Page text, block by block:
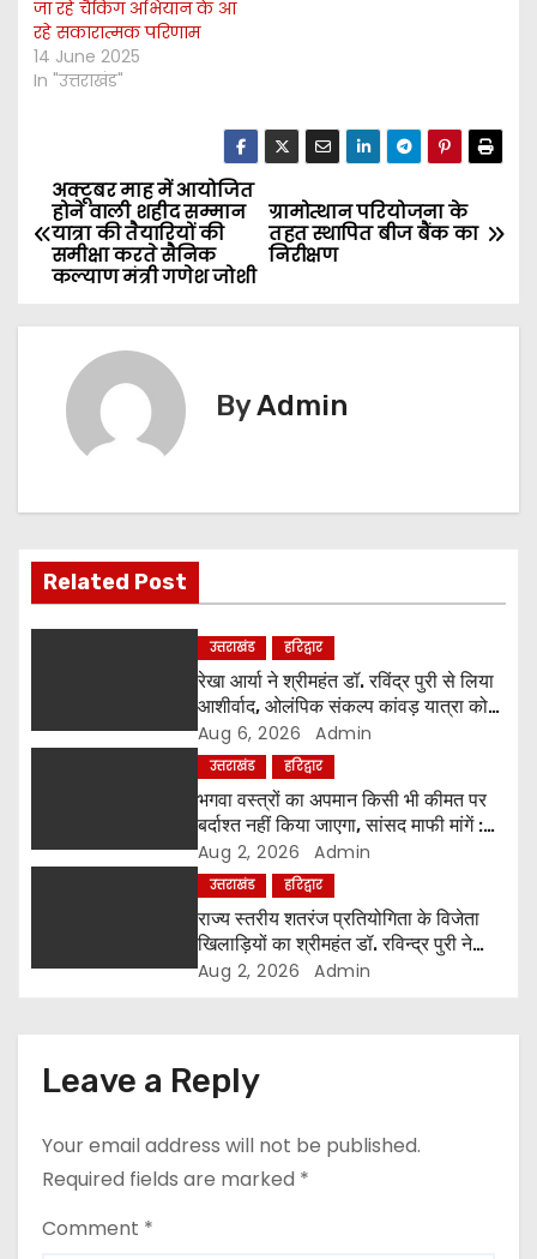
जा रहे चैकिंग अभियान के आ
रहे सकारात्मक परिणाम
14 June 2025
In "उत्तराखंड"
P
o
v
i
g
i
n
ग्रामोत्थान परियोजना के
तहत स्थापित बीज बैंक का
निरीक्षण
अक्टूबर माह में आयोजित
होने वाली शहीद सम्मान
यात्रा की तैयारियों की
समीक्षा करते सैनिक
कल्याण मंत्री गणेश जोशी
ByAdmin
Related Post
उत्तराखंड हरिद्वार
रेखा आर्या ने श्रीमहंत डॉ. रविंद्र पुरी से लिया
आशीर्वाद, ओलंपिक संकल्प कांवड़ यात्रा को
मिला संतों का समर्थन
Aug 6, 2026 Admin
उत्तराखंड हरिद्वार
भगवा वस्त्रों का अपमान किसी भी कीमत पर
बर्दाश्त नहीं किया जाएगा, सांसद माफी मांगें :
श्रीमहंत डॉ. रविंद्र पुरी महाराज
Aug 2, 2026 Admin
उत्तराखंड हरिद्वार
राज्य स्तरीय शतरंज प्रतियोगिता के विजेता
खिलाड़ियों का श्रीमहंत डॉ. रविन्द्र पुरी ने
किया सम्मान
Aug 2, 2026 Admin
Leave a Reply
Your email address will not be published.
Required fields are marked *
Comment *